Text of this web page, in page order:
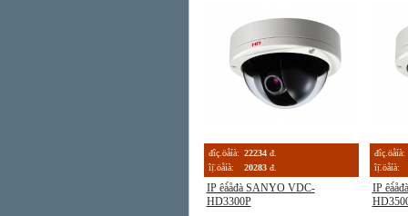
đîç.öåíà: 22234 đ.
îị̈.öåíà:
20283 đ.
IP êà́åđà SANYO VDC-
HD3300P
đîç.öåíà:
îị̈.öåíà:
IP